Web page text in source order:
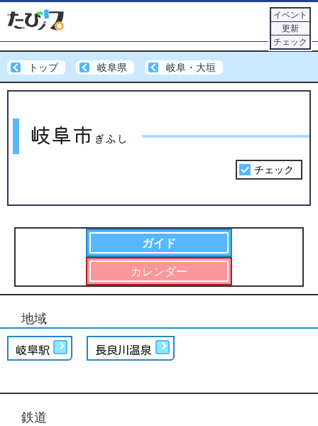
イベント
更新
チェック
トップ 岐阜県 岐阜・大垣
岐阜市 ぎふし
チェック
ガイド
カレンダー
地域
岐阜駅 長良川温泉
鉄道